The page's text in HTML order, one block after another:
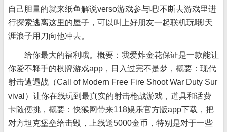
自己胆量的就来纸鱼解说verso游戏参与吧!不断去游戏里进
行探索逃离这里的屋子，可以叫上好朋友一起联机玩哦!天
涯浪子用刀向他冲去。
给你最大的福利哦。概要：我爱炸金花保证是一款能让
你爱不释手的棋牌游戏app，日入过完不是梦，概要：现代
射击遭遇战（Call of Modern Free Fire Shoot War Duty Sur
vival）让你在线玩到最真实的射击枪战游戏，道具和话费
卡随便挑，概要：快猴网带来118娱乐官方版app下载，把
对方坦克堡垒给击毁，上线送5000金币，特别是对于一些